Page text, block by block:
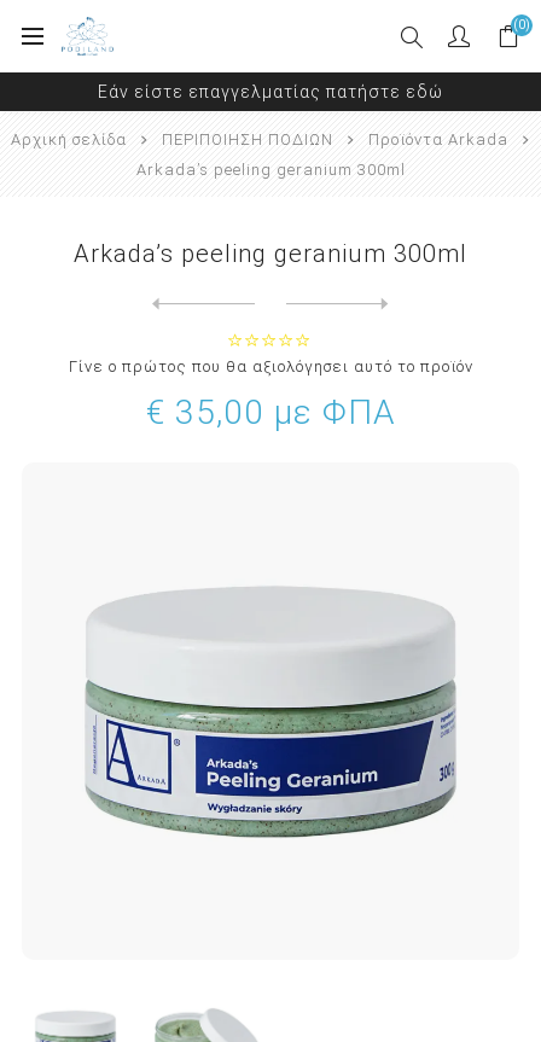
(0)
Εάν είστε επαγγελματίας πατήστε εδώ
Αρχική σελίδα ΠΕΡΙΠΟΙΗΣΗ ΠΟΔΙΩΝ
Προϊόντα Arkada
Arkada’s peeling geranium 300ml
Arkada’s peeling geranium 300ml
Γίνε ο πρώτος που θα αξιολόγησει αυτό το προϊόν
€ 35,00 με ΦΠΑ